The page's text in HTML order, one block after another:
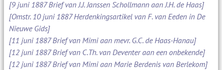
[9 juni 1887 Brief van J.J. Janssen Schollmann aan J.H. de Haas]
[Omstr. 10 juni 1887 Herdenkingsartikel van F. van Eeden in De
Nieuwe Gids]
[11 juni 1887 Brief van Mimi aan mevr. G.C. de Haas-Hanau]
[12 juni 1887 Brief van C.Th. van Deventer aan een onbekende]
[12 juni 1887 Brief van Mimi aan Marie Berdenis van Berlekom]